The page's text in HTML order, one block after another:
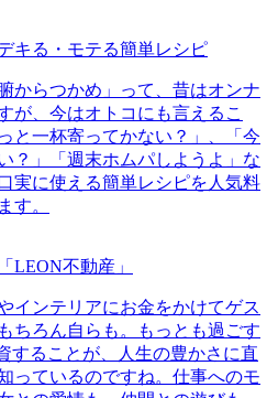
キる・モテる簡単レシピ
からつかめ」って、昔はオンナ
が、今はオトコにも言えるこ
と一杯寄ってかない？」、「今
？」「週末ホムパしようよ」な
実に使える簡単レシピを人気料
す。
LEON不動産」
インテリアにお金をかけてゲス
ちろん自らも。もっとも過ごす
することが、人生の豊かさに直
っているのですね。仕事へのモ